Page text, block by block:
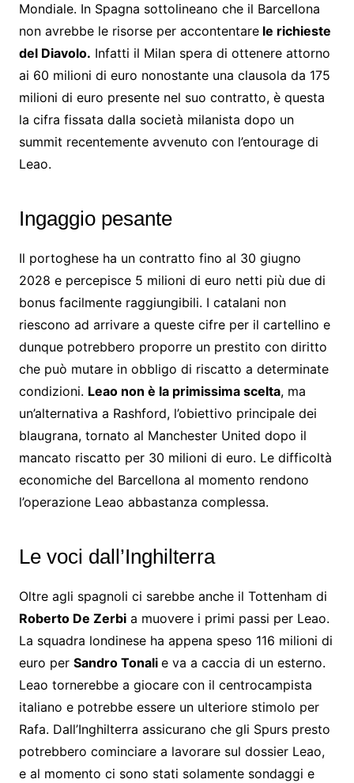
Mondiale. In Spagna sottolineano che il Barcellona
non avrebbe le risorse per accontentarele richieste
del Diavolo. Infatti il Milan spera di ottenere attorno
ai 60 milioni di euro nonostante una clausola da 175
milioni di euro presente nel suo contratto, è questa
la cifra fissata dalla società milanista dopo un
summit recentemente avvenuto con l’entourage di
Leao.
Ingaggio pesante
Il portoghese ha un contratto fino al 30 giugno
2028 e percepisce 5 milioni di euro netti più due di
bonus facilmente raggiungibili. I catalani non
riescono ad arrivare a queste cifre per il cartellino e
dunque potrebbero proporre un prestito con diritto
che può mutare in obbligo di riscatto a determinate
condizioni. Leao non è la primissima scelta, ma
un’alternativa a Rashford, l’obiettivo principale dei
blaugrana, tornato al Manchester United dopo il
mancato riscatto per 30 milioni di euro. Le difficoltà
economiche del Barcellona al momento rendono
l’operazione Leao abbastanza complessa.
Le voci dall’Inghilterra
Oltre agli spagnoli ci sarebbe anche il Tottenham di
Roberto De Zerbia muovere i primi passi per Leao.
La squadra londinese ha appena speso 116 milioni di
euro per Sandro Tonali e va a caccia di un esterno.
Leao tornerebbe a giocare con il centrocampista
italiano e potrebbe essere un ulteriore stimolo per
Rafa. Dall’Inghilterra assicurano che gli Spurs presto
potrebbero cominciare a lavorare sul dossier Leao,
e al momento ci sono stati solamente sondaggi e